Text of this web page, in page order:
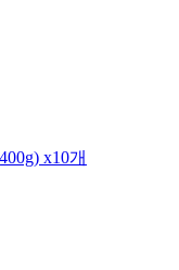
x10개